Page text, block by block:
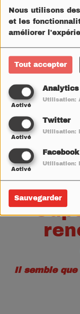
Nous utilisons
et les
améliorer
Tout accepter
Analytics
Activé
Utilisation:
Twitter
Activé
Utilisation:
Facebook
Activé
Utilisation:
Sauvegarder
Il semble que